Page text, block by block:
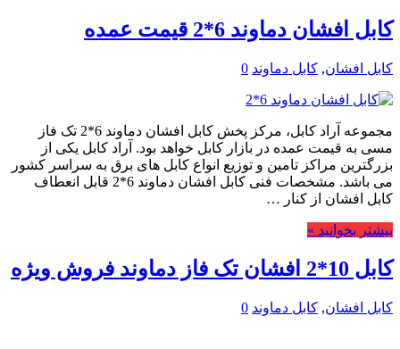
کابل افشان دماوند 6*2 قیمت عمده
کابل افشان, کابل دماوند 0
مجموعه آراد کابل، مرکز پخش کابل افشان دماوند 6*2 تک فاز
مسی به قیمت عمده در بازار کابل خواهد بود. آراد کابل یکی از
بزرگترین مراکز تامین و توزیع انواع کابل های برق به سراسر کشور
می باشد. مشخصات فنی کابل افشان دماوند 6*2 قابل انعطاف
کابل افشان از کنار …
بیشتر بخوانید »
کابل 10*2 افشان تک فاز دماوند فروش ویژه
کابل افشان, کابل دماوند 0